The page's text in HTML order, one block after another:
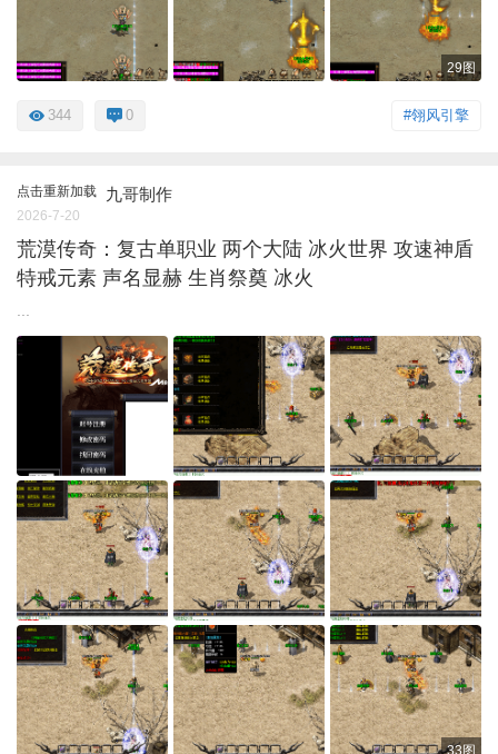
29图
#翎风引擎
344 0
点击重新加载 九哥制作
2026-7-20
荒漠传奇：复古单职业 两个大陆 冰火世界 攻速神盾
特戒元素 声名显赫 生肖祭奠 冰火